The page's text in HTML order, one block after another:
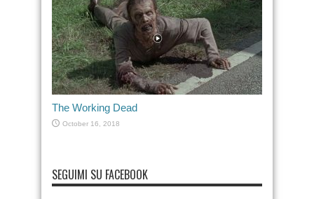
The Working Dead
October 16, 2018
SEGUIMI SU FACEBOOK